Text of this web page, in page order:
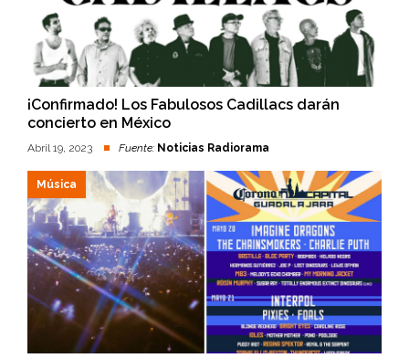
¡Confirmado! Los Fabulosos Cadillacs darán
concierto en México
Abril 19, 2023 Fuente: Noticias Radiorama
Música